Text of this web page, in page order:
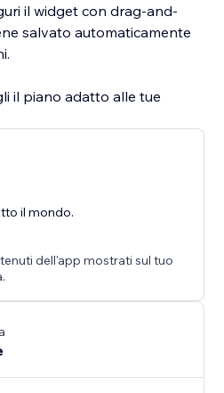
il widget con drag-and-
salvato automaticamente
il piano adatto alle tue
il mondo.
dell'app mostrati sul tuo